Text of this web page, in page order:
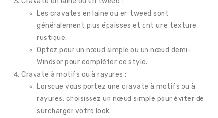
Les cravates en laine ou en tweed sont
généralement plus épaisses et ont une texture
rustique.
Optez pour un nœud simple ou un nœud demi-
Windsor pour compléter ce style.
Cravate à motifs ou à rayures :
Lorsque vous portez une cravate à motifs ou à
rayures, choisissez un nœud simple pour éviter de
surcharger votre look.